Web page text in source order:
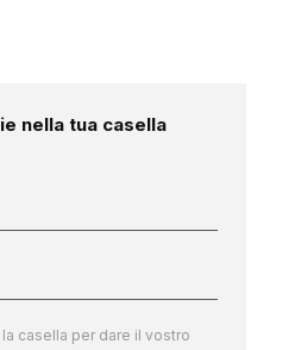
nella tua casella
la casella per dare il vostro